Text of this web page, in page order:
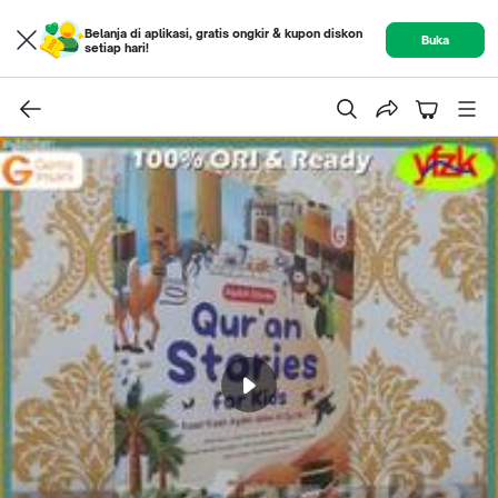
Belanja di aplikasi, gratis ongkir & kupon diskon
setiap hari!
Buka